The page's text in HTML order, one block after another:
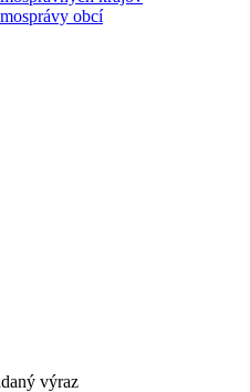
obcí
výraz